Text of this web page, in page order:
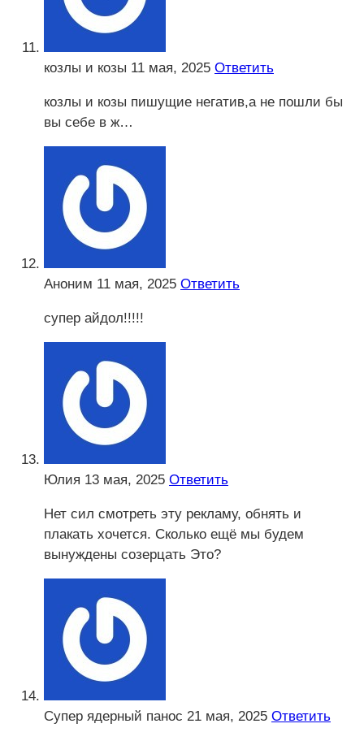
козлы и козы 11 мая, 2025 Ответить
козлы и козы пишущие негатив,а не пошли бы
вы себе в ж…
Аноним 11 мая, 2025 Ответить
супер айдол!!!!!
Юлия 13 мая, 2025 Ответить
Нет сил смотреть эту рекламу, обнять и
плакать хочется. Сколько ещё мы будем
вынуждены созерцать Это?
Супер ядерный панос 21 мая, 2025 Ответить